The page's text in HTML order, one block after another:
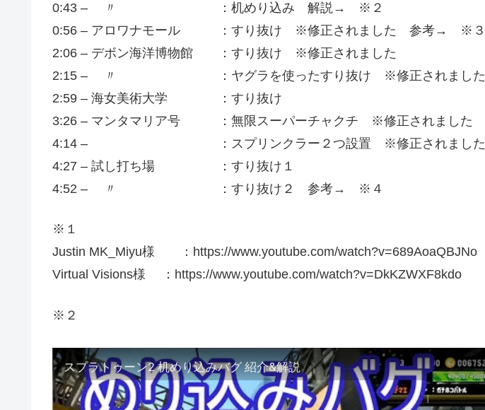
0:43 – 〃 ：机めり込み 解説→ ※２
0:56 – アロワナモール ：すり抜け ※修正されました 参考→ ※３
2:06 – デボン海洋博物館 ：すり抜け ※修正されました
2:15 – 〃 ：ヤグラを使ったすり抜け ※修正されました
2:59 – 海女美術大学 ：すり抜け
3:26 – マンタマリア号 ：無限スーパーチャクチ ※修正されました
4:14 – ：スプリンクラー２つ設置 ※修正されました
4:27 – 試し打ち場 ：すり抜け１
4:52 – 〃 ：すり抜け２ 参考→ ※４
※１
Justin MK_Miyu様 ：https://www.youtube.com/watch?v=689AoaQBJNo
Virtual Visions様 ：https://www.youtube.com/watch?v=DkKZWXF8kdo
※２
スプラトゥーン2 机めり込みバグ 紹介&解説